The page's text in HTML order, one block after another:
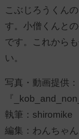
こぶじろうくん
す。小僧くんと
です。これから
い。
写真・動画提供
『
執筆：shiromike
編集：わんちゃ